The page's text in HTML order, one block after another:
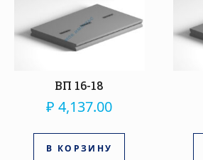
ВП 16-18
₽ 4,137.00
В КОРЗИНУ